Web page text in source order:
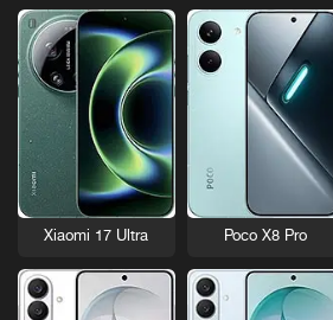
Poco X8 Pro
Xiaomi 17 Ultra